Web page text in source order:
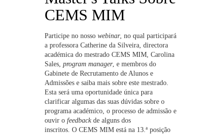
COMUNIDADE
LIFE AT NOVA SBE
WHAT'S HAPPENING
CEMS MIM
Participe no nossowebinar, no qual participará
a professora Catherine da Silveira, directora
académica do mestrado CEMS MIM, Carolina
Sales,program manager, e membros do
Gabinete de Recrutamento de Alunos e
Admissões e saiba mais sobre este mestrado.
Esta será uma oportunidade única para
clarificar algumas das suas dúvidas sobre o
programa académico, o processo de admissão e
ouvir ofeedbackde alguns dos
inscritos. O CEMS MIM está na 13.ª posição